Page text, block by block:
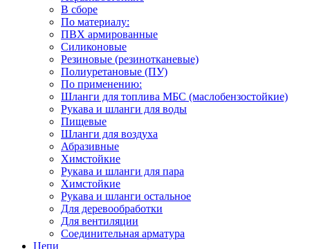
В сборе
По материалу:
ПВХ армированные
Силиконовые
Резиновые (резинотканевые)
Полиуретановые (ПУ)
По применению:
Шланги для топлива МБС (маслобензостойкие)
Рукава и шланги для воды
Пищевые
Шланги для воздуха
Абразивные
Химстойкие
Рукава и шланги для пара
Химстойкие
Рукава и шланги остальное
Для деревообработки
Для вентиляции
Соединительная арматура
Цепи